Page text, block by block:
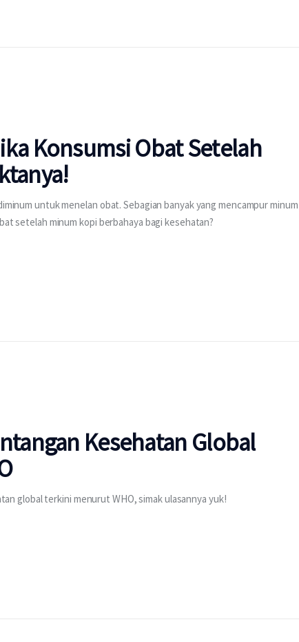
Konsumsi Obat Setelah
untuk menelan obat. Sebagian banyak yang mencampur minum
setelah minum kopi berbahaya bagi kesehatan?
Kesehatan Global
global terkini menurut WHO, simak ulasannya yuk!